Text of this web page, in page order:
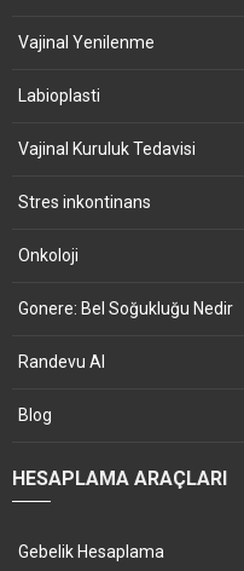
Vajinal Yenilenme
Labioplasti
Vajinal Kuruluk Tedavisi
Stres inkontinans
Onkoloji
Gonere: Bel Soğukluğu Nedir
Randevu Al
Blog
HESAPLAMA ARAÇLARI
Gebelik Hesaplama